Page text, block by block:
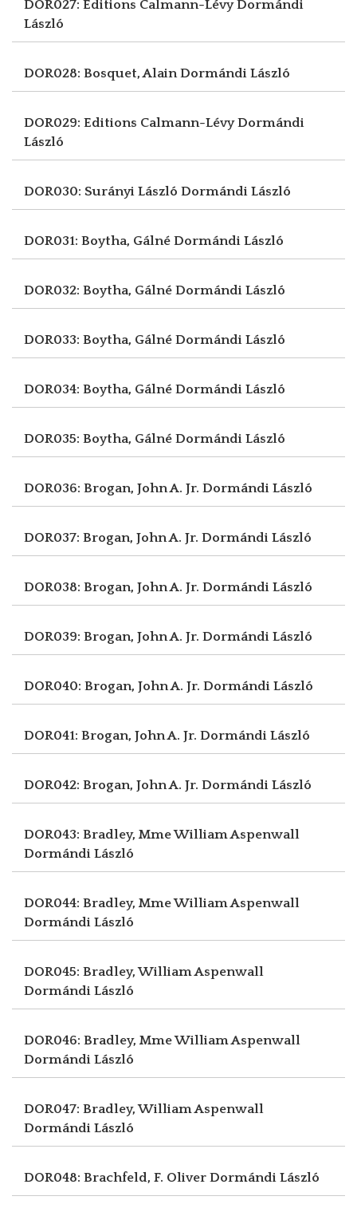
DOR027: Editions Calmann-LévyDormándi
László
DOR028: Bosquet, AlainDormándi László
DOR029: Editions Calmann-LévyDormándi
László
DOR030: Surányi László Dormándi László
DOR031: Boytha, Gálné Dormándi László
DOR032: Boytha, Gálné Dormándi László
DOR033: Boytha, Gálné Dormándi László
DOR034: Boytha, Gálné Dormándi László
DOR035: Boytha, Gálné Dormándi László
DOR036: Brogan, John A. Jr. Dormándi László
DOR037: Brogan, John A. Jr. Dormándi László
DOR038: Brogan, John A. Jr. Dormándi László
DOR039: Brogan, John A. Jr. Dormándi László
DOR040: Brogan, John A. Jr. Dormándi László
DOR041: Brogan, John A. Jr. Dormándi László
DOR042: Brogan, John A. Jr. Dormándi László
DOR043: Bradley, Mme William Aspenwall
Dormándi László
DOR044: Bradley, Mme William Aspenwall
Dormándi László
DOR045: Bradley, William Aspenwall
Dormándi László
DOR046: Bradley, Mme William Aspenwall
Dormándi László
DOR047: Bradley, William Aspenwall
Dormándi László
DOR048: Brachfeld, F. Oliver Dormándi László